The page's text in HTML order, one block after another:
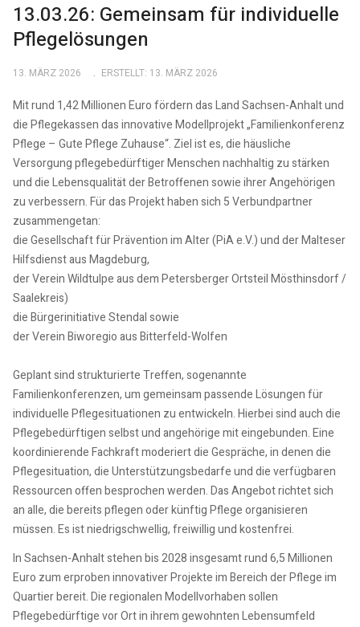
13.03.26: Gemeinsam für individuelle
Pflegelösungen
13. MÄRZ 2026 ERSTELLT: 13. MÄRZ 2026
Mit rund 1,42 Millionen Euro fördern das Land Sachsen-Anhalt und
die Pflegekassen das innovative Modellprojekt „Familienkonferenz
Pflege – Gute Pflege Zuhause“. Ziel ist es, die häusliche
Versorgung pflegebedürftiger Menschen nachhaltig zu stärken
und die Lebensqualität der Betroffenen sowie ihrer Angehörigen
zu verbessern. Für das Projekt haben sich 5 Verbundpartner
zusammengetan:
die Gesellschaft für Prävention im Alter (PiA e.V.) und der Malteser
Hilfsdienst aus Magdeburg,
der Verein Wildtulpe aus dem Petersberger Ortsteil Mösthinsdorf /
Saalekreis)
die Bürgerinitiative Stendal sowie
der Verein Biworegio aus Bitterfeld-Wolfen
Geplant sind strukturierte Treffen, sogenannte
Familienkonferenzen, um gemeinsam passende Lösungen für
individuelle Pflegesituationen zu entwickeln. Hierbei sind auch die
Pflegebedürftigen selbst und angehörige mit eingebunden. Eine
koordinierende Fachkraft moderiert die Gespräche, in denen die
Pflegesituation, die Unterstützungsbedarfe und die verfügbaren
Ressourcen offen besprochen werden. Das Angebot richtet sich
an alle, die bereits pflegen oder künftig Pflege organisieren
müssen. Es ist niedrigschwellig, freiwillig und kostenfrei.
In Sachsen-Anhalt stehen bis 2028 insgesamt rund 6,5 Millionen
Euro zum erproben innovativer Projekte im Bereich der Pflege im
Quartier bereit. Die regionalen Modellvorhaben sollen
Pflegebedürftige vor Ort in ihrem gewohnten Lebensumfeld